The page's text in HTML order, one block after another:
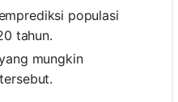
populasi
tahun.
mungkin